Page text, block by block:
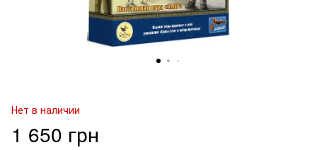
Нет в наличии
1 650 грн